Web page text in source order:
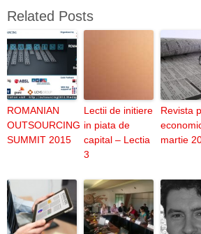
Related Posts
ROMANIAN
OUTSOURCING
SUMMIT 2015
Lectii de initiere
in piata de
capital – Lectia
3
Revista
martie